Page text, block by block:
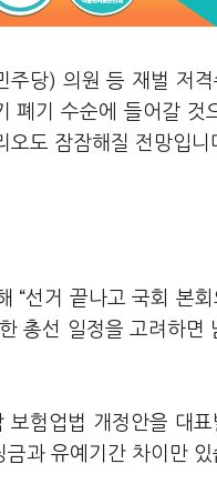
당) 의원 등 재벌 저
폐기 수순에 들어갈 것
도 잠잠해질 전망입니
선거 끝나고 국회 본
총선 일정을 고려하면
험업법 개정안을 대
과 유예기간 차이만 있